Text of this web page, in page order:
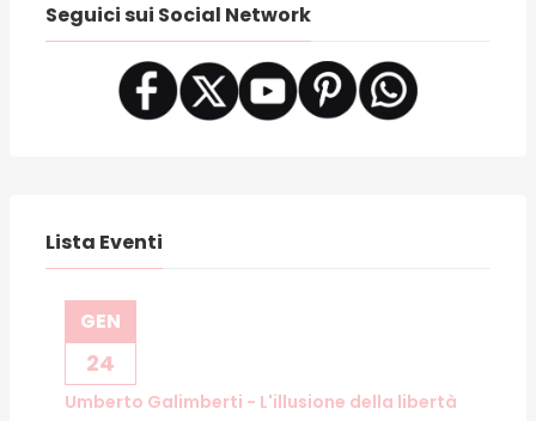
Seguici sui Social Network
Lista Eventi
GEN
24
Umberto Galimberti - L'illusione della libertà